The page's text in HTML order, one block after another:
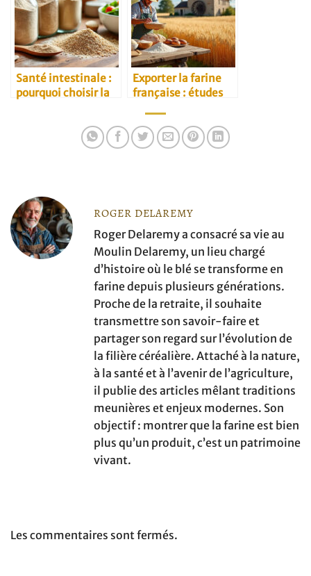
Santé intestinale :
pourquoi choisir la
Exporter la farine
française : études
ROGER DELAREMY
Roger Delaremy a consacré sa vie au
Moulin Delaremy, un lieu chargé
d’histoire où le blé se transforme en
farine depuis plusieurs générations.
Proche de la retraite, il souhaite
transmettre son savoir-faire et
partager son regard sur l’évolution de
la filière céréalière. Attaché à la nature,
à la santé et à l’avenir de l’agriculture,
il publie des articles mêlant traditions
meunières et enjeux modernes. Son
objectif : montrer que la farine est bien
plus qu’un produit, c’est un patrimoine
vivant.
Les commentaires sont fermés.